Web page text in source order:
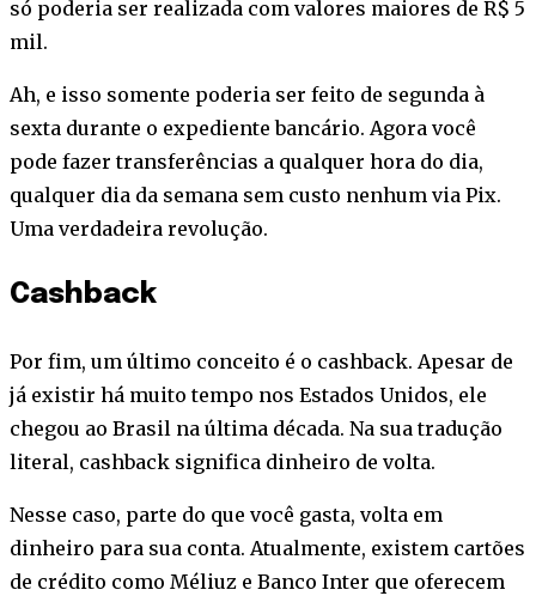
só poderia ser realizada com valores maiores de R$ 5
mil.
Ah, e isso somente poderia ser feito de segunda à
sexta durante o expediente bancário. Agora você
pode fazer transferências a qualquer hora do dia,
qualquer dia da semana sem custo nenhum via Pix.
Uma verdadeira revolução.
Cashback
Por fim, um último conceito é o cashback. Apesar de
já existir há muito tempo nos Estados Unidos, ele
chegou ao Brasil na última década. Na sua tradução
literal, cashback significa dinheiro de volta.
Nesse caso, parte do que você gasta, volta em
dinheiro para sua conta. Atualmente, existem cartões
de crédito como Méliuz e Banco Inter que oferecem